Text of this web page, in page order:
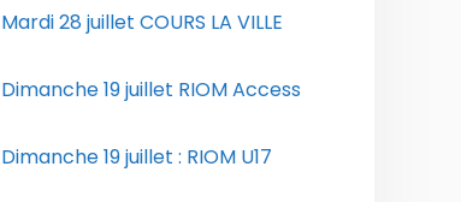
Mardi 28 juillet COURS LA VILLE
Dimanche 19 juillet RIOM Access
Dimanche 19 juillet : RIOM U17